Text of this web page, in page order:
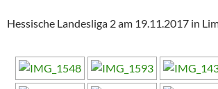
Hessische Landesliga 2 am 19.11.2017 in